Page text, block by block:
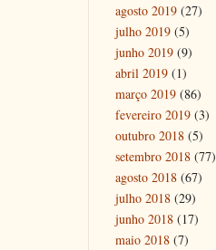
agosto 2019 (27)
julho 2019 (5)
junho 2019 (9)
abril 2019 (1)
março 2019 (86)
fevereiro 2019 (3)
outubro 2018 (5)
setembro 2018 (77)
agosto 2018 (67)
julho 2018 (29)
junho 2018 (17)
maio 2018 (7)